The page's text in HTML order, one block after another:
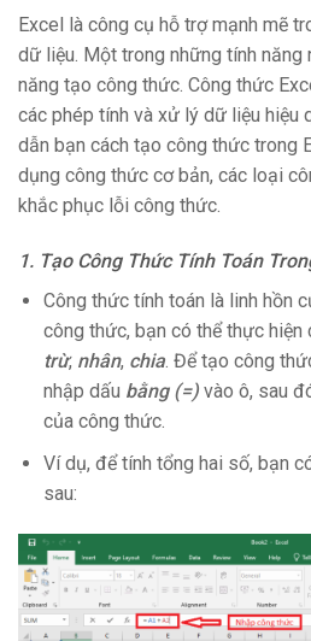
Excel là công cụ hỗ trợ mạnh mẽ
dữ liệu. Một trong những tính năng
năng tạo công thức. Công thức
các phép tính và xử lý dữ liệu hiệu
dẫn bạn cách tạo công thức trong
dụng công thức cơ bản, các loại
khắc phục lỗi công thức.
1. Tạo Công Thức Tính Toán
Công thức tính toán là linh hồn
công thức, bạn có thể thực hiện
trừ, nhân, chia. Để tạo công
nhập dấu bằng (=)vào ô, sau
của công thức.
Ví dụ, để tính tổng hai số, bạn
sau: